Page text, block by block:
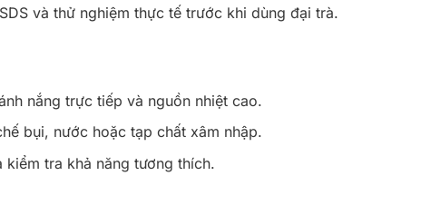
và thử nghiệm thực tế trước khi dùng đại trà.
nắng trực tiếp và nguồn nhiệt cao.
bụi, nước hoặc tạp chất xâm nhập.
tra khả năng tương thích.